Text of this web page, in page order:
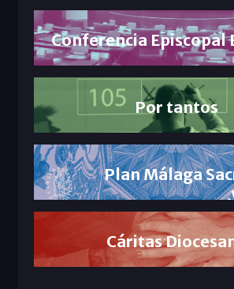
Conferencia Episcopal
Por tantos
Plan Málaga
Cáritas